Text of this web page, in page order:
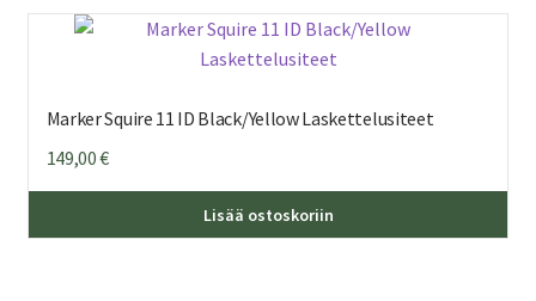
Marker Squire 11 ID Black/Yellow Laskettelusiteet
149,00€
Lisää ostoskoriin